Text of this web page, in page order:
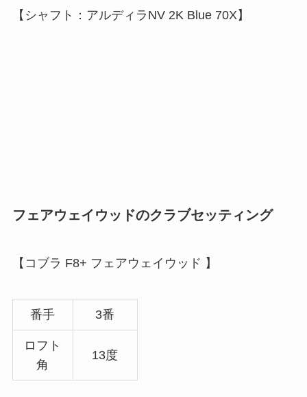
【シャフト：アルディラNV 2K Blue 70X】
フェアウェイウッドのクラブセッティング
【 コブラ F8+ フェアウェイウッド 】
番手 3番
ロフト
角
13度